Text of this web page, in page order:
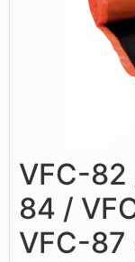
VFC-
84 /
VFC-87